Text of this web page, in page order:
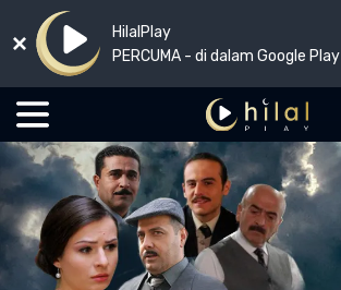
HilalPlay
PERCUMA - di dalam Google Play